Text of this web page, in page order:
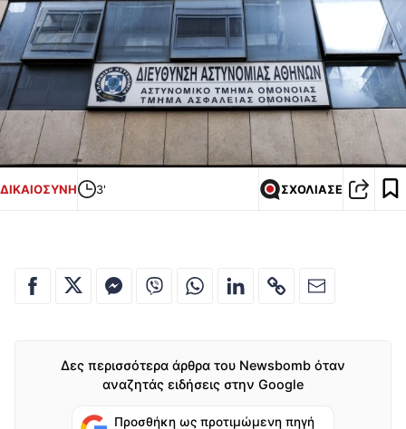
ΔΙΚΑΙΟΣΥΝΗ 3' ΣΧΟΛΙΑΣΕ
Δες περισσότερα άρθρα του Newsbomb όταν
αναζητάς ειδήσεις στην Google
Προσθήκη ως προτιμώμενη πηγή